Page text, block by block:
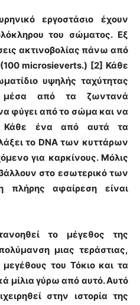
εργοστάσιο έχουν
του σώματος. Εξ
ακτινοβολίας πάνω από
microsieverts.) [2] Κάθε
υψηλής ταχύτητας
μέσα από τα ζωντανά
φύγει από το σώμα και να
Κάθε ένα από αυτά τα
το DNA των κυττάρων
για καρκίνους. Μόλις
στο εσωτερικό των
αφαίρεση είναι
το μέγεθος της
μιας τεράστιας,
του Τόκιο και τα
μίλια γύρω από αυτό. Αυτό
στην ιστορία της